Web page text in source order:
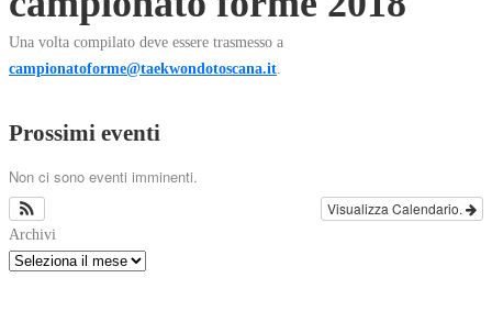
Una volta compilato deve essere trasmesso a
campionatoforme@taekwondotoscana.it.
Prossimi eventi
Non ci sono eventi imminenti.
Visualizza Calendario.
Archivi